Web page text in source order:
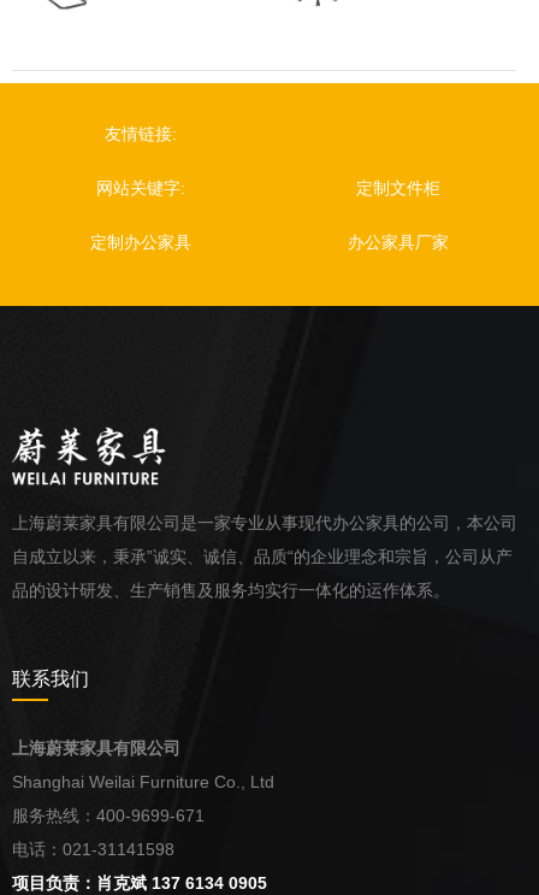
友情链接:
网站关键字: 定制文件柜
定制办公家具 办公家具厂家
上海蔚莱家具有限公司是一家专业从事现代办公家具的公司，本公司
自成立以来，秉承”诚实、诚信、品质“的企业理念和宗旨，公司从产
品的设计研发、生产销售及服务均实行一体化的运作体系。
联系我们
上海蔚莱家具有限公司
Shanghai Weilai Furniture Co., Ltd
服务热线：400-9699-671
电话：021-31141598
项目负责：肖克斌 137 6134 0905